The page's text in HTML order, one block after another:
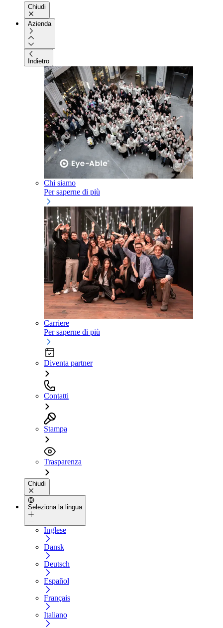
Chiudi
Azienda
Indietro
Chi siamo
Per saperne di più
Carriere
Per saperne di più
Diventa partner
Contatti
Stampa
Trasparenza
Chiudi
Seleziona la lingua
Inglese
Dansk
Deutsch
Español
Français
Italiano